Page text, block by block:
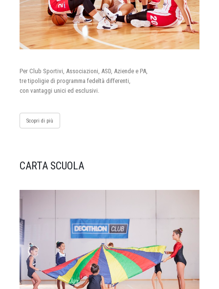
Per Club Sportivi, Associazioni, ASD, Aziende e PA,
tre tipoligie di programma fedeltà differenti,
con vantaggi unici ed esclusivi.
Scopri di più
CARTA SCUOLA